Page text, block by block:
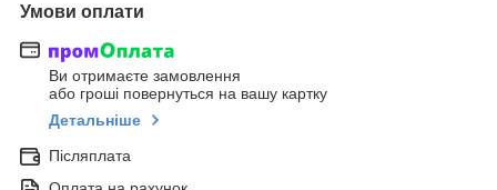
Умови оплати
Ви отримаєте замовлення
або гроші повернуться на вашу картку
Детальніше
Післяплата